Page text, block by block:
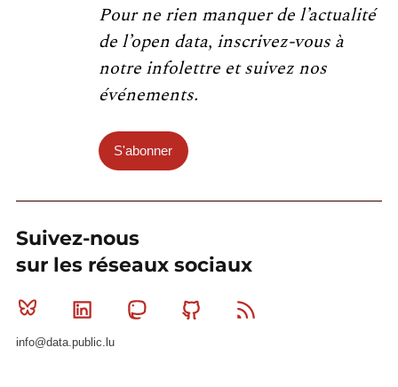
Pour ne rien manquer de l’actualité
de l’open data, inscrivez-vous à
notre infolettre et suivez nos
événements.
S'abonner
Suivez-nous
sur les réseaux sociaux
Bluesky Linkedin MastodonGithub
info@data.public.lu